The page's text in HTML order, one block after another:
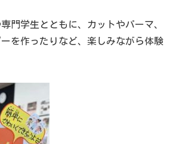
門学生とともに、カットやパーマ、
を作ったりなど、楽しみながら体験